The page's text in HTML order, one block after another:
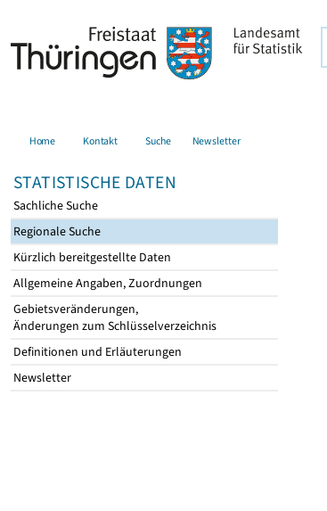
Home Kontakt Suche Newsletter
STATISTISCHE DATEN
Sachliche Suche
Regionale Suche
Kürzlich bereitgestellte Daten
Allgemeine Angaben, Zuordnungen
Gebietsveränderungen,
Änderungen zum Schlüsselverzeichnis
Definitionen und Erläuterungen
Newsletter